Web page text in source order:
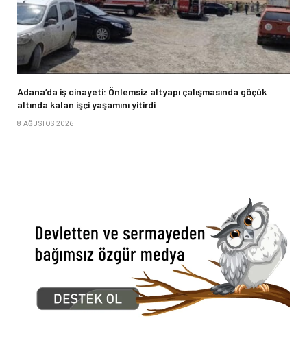
Adana’da iş cinayeti: Önlemsiz altyapı çalışmasında göçük
altında kalan işçi yaşamını yitirdi
8 AĞUSTOS 2026